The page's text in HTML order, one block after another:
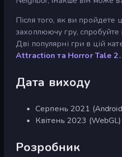
Після того, як ви пройдете
захоплюючу гру, спробуйте
Дві популярні гри в цій
Attraction та Horror Tale 2.
Дата виходу
Серпень 2021
Квітень 2023 (WebGL)
Розробник